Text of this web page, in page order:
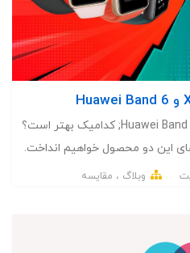
مقایسه 6 Xiaomi Mi Band و Huawei Band 6; کدامیک بهتر است؟
این دو محصول خواهیم انداخت.
وبلاگ مقایسه